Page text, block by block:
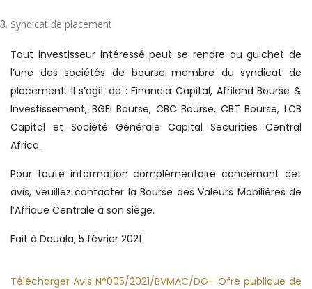
Syndicat de placement
Tout investisseur intéressé peut se rendre au guichet de
l’une des sociétés de bourse membre du syndicat de
placement. Il s’agit de : Financia Capital, Afriland Bourse &
Investissement, BGFI Bourse, CBC Bourse, CBT Bourse, LCB
Capital et Société Générale Capital Securities Central
Africa.
Pour toute information complémentaire concernant cet
avis, veuillez contacter la Bourse des Valeurs Mobilières de
l’Afrique Centrale à son siège.
Fait à Douala, 5 février 2021
Télécharger Avis N°005/2021/BVMAC/DG- Ofre publique de